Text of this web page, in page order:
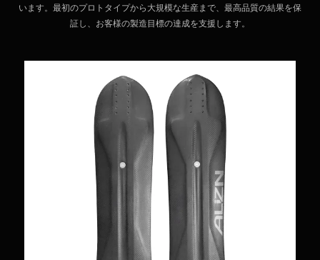
います。最初のプロトタイプから大規模な生産まで、最高品質の結果を保
証し、お客様の製造目標の達成を支援します。